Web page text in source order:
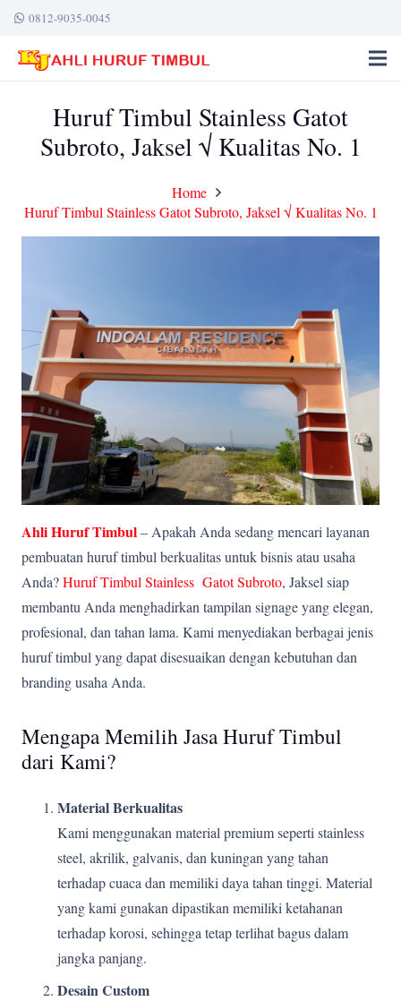
0812-9035-0045
Huruf Timbul Stainless Gatot
Subroto, Jaksel √ Kualitas No. 1
Home
Huruf Timbul Stainless Gatot Subroto, Jaksel √ Kualitas No. 1
Ahli Huruf Timbul– Apakah Anda sedang mencari layanan
pembuatan huruf timbul berkualitas untuk bisnis atau usaha
Anda?Huruf Timbul Stainless Gatot Subroto, Jaksel siap
membantu Anda menghadirkan tampilan signage yang elegan,
profesional, dan tahan lama. Kami menyediakan berbagai jenis
huruf timbul yang dapat disesuaikan dengan kebutuhan dan
branding usaha Anda.
Mengapa Memilih Jasa Huruf Timbul
dari Kami?
Material Berkualitas
Kami menggunakan material premium seperti stainless
steel, akrilik, galvanis, dan kuningan yang tahan
terhadap cuaca dan memiliki daya tahan tinggi. Material
yang kami gunakan dipastikan memiliki ketahanan
terhadap korosi, sehingga tetap terlihat bagus dalam
jangka panjang.
Desain Custom